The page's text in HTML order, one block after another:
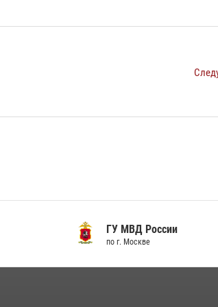
ГУ МВД России
по г. Москве